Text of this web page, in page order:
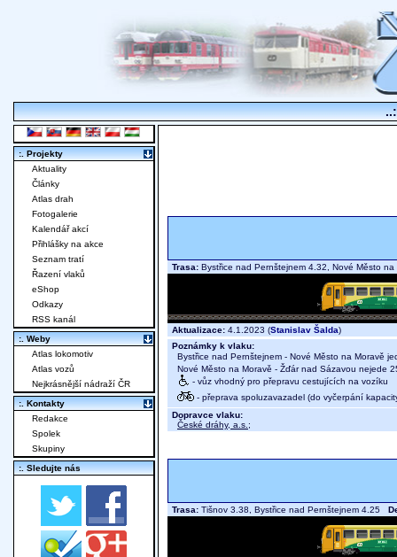
Trasa: Bystřice nad Pernštejnem 4.32, Nové Město
Aktualizace: 4.1.2023 (Stanislav Šalda)
Poznámky k vlaku:
Bystřice nad Pernštejnem - Nové Město na Moravě
Nové Město na Moravě - Žďár nad Sázavou nejede
- vůz vhodný pro přepravu cestujících na vozíku
- přeprava spoluzavazadel (do vyčerpání
Dopravce vlaku:
České dráhy, a.s. ;
Trasa: Tišnov 3.38, Bystřice nad Pernštejnem 4.25
:. Projekty
Aktuality
Články
Atlas drah
Fotogalerie
Kalendář akcí
Přihlášky na akce
Seznam tratí
Řazení vlaků
eShop
Odkazy
RSS kanál
:. Weby
Atlas lokomotiv
Atlas vozů
Nejkrásnější nádraží ČR
:. Kontakty
Redakce
Spolek
Skupiny
:. Sledujte nás